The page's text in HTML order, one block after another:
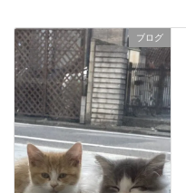
ブログ